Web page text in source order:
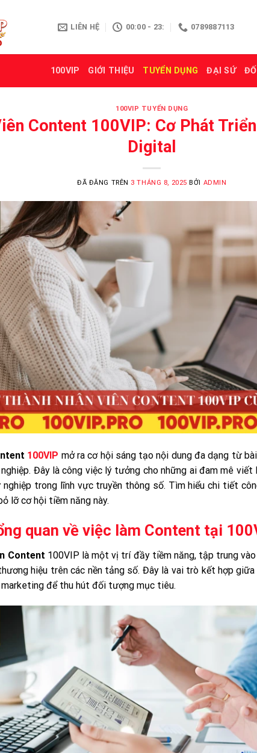
LIÊN HỆ 00:00 - 23: 0789887113
100VIP GIỚI THIỆU TUYỂN DỤNG ĐẠI SỨ
100VIP TUYỂN DỤNG
Content 100VIP: Cơ Phát
Digital
ĐÃ ĐĂNG TRÊN 3 THÁNG 8, 2025 BỞI ADMIN
100VIP mở ra cơ hội sáng tạo nội dung đa dạng từ
Đây là công việc lý tưởng cho những ai đam mê viết
trong lĩnh vực truyền thông số. Tìm hiểu chi tiết
lỡ cơ hội tiềm năng này.
quan về việc làm Content tại
Content 100VIP là một vị trí đầy tiềm năng, tập trung
hiệu trên các nền tảng số. Đây là vai trò kết hợp
để thu hút đối tượng mục tiêu.